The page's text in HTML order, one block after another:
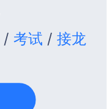
/ 考试 / 接龙